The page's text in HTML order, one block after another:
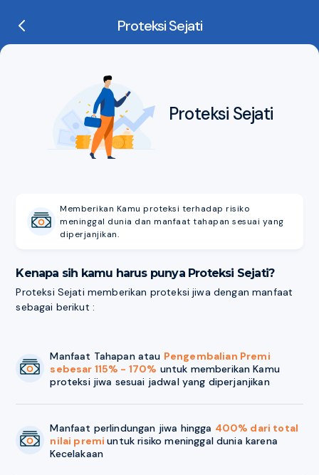
Proteksi Sejati
Proteksi Sejati
Memberikan Kamu proteksi terhadap risiko
meninggal dunia dan manfaat tahapan sesuai yang
diperjanjikan.
Kenapa sih kamu harus punya Proteksi Sejati?
Proteksi Sejati memberikan proteksi jiwa dengan manfaat
sebagai berikut :
Manfaat Tahapan atau Pengembalian Premi
sebesar 115% - 170% untuk memberikan Kamu
proteksi jiwa sesuai jadwal yang diperjanjikan
Manfaat perlindungan jiwa hingga 400% dari total
nilai premiuntuk risiko meninggal dunia karena
Kecelakaan